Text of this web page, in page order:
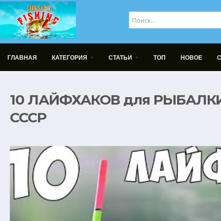
ГЛАВНАЯ КАТЕГОРИЯ СТАТЬИ ТОП НОВОЕ
10 ЛАЙФХАКОВ для
СССР